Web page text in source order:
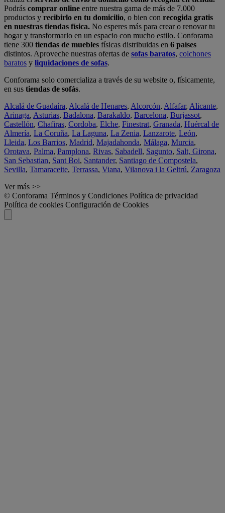
Podrás comprar online entre nuestra gama de más de 7.000
productos y recibirlo en tu domicilio, o bien con recogida gratis
en nuestras tiendas física. No esperes más para crear o renovar tu
hogar y transformarlo en un espacio con mucho estilo. Conforama
tiene 300 tiendas de muebles físicas distribuidas en 6 países
distintos. Aproveche nuestras ofertas de sofas baratos, colchones
baratos y liquidaciones de sofas.
Conforama solo comercializa a través de su website o, físicamente,
en sus tiendas de sofás.
Alcalá de Guadaíra, Alcalá de Henares, Alcorcón, Alfafar, Alicante,
Arinaga, Asturias, Badalona, Barakaldo, Barcelona, Burjassot,
Castellón, Chafiras, Cordoba, Elche, Finestrat, Granada, Huércal de
Almería, La Coruña, La Laguna, La Zenia, Lanzarote, León,
Lleida, Los Barrios, Madrid, Majadahonda, Málaga, Murcia,
Orotava, Palma, Pamplona, Rivas, Sabadell, Sagunto, Salt, Girona,
San Sebastian, Sant Boi, Santander, Santiago de Compostela,
Sevilla, Tamaraceite, Terrassa, Viana, Vilanova i la Geltrú, Zaragoza
Ver más >>
© Conforama Términos y Condiciones Política de privacidad
Política de cookies Configuración de Cookies